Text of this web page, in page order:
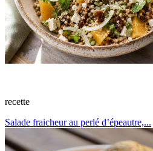
recette
Salade fraicheur au perlé d’épeautre,...